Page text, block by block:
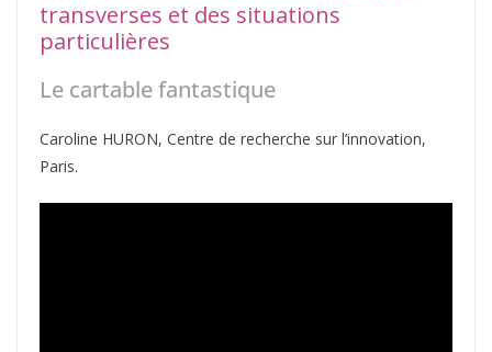
transverses et des situations
particulières
Le cartable fantastique
Caroline HURON, Centre de recherche sur l’innovation,
Paris.